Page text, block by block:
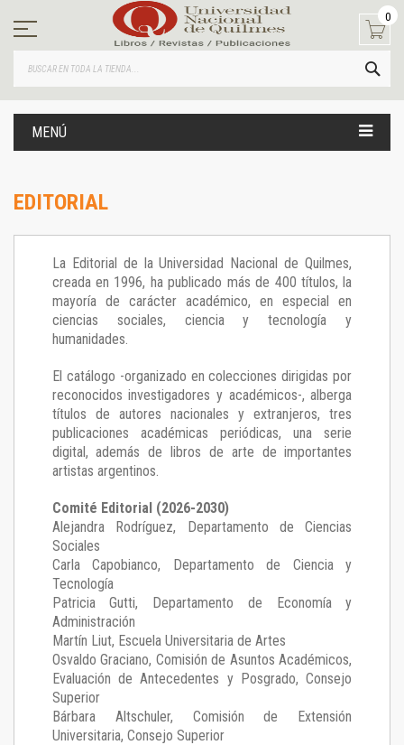
contenido
0
MENÚ
EDITORIAL
La Editorial de la Universidad Nacional de Quilmes,
creada en 1996, ha publicado más de 400 títulos, la
mayoría de carácter académico, en especial en
ciencias sociales, ciencia y tecnología y
humanidades.
El catálogo -organizado en colecciones dirigidas por
reconocidos investigadores y académicos-, alberga
títulos de autores nacionales y extranjeros, tres
publicaciones académicas periódicas, una serie
digital, además de libros de arte de importantes
artistas argentinos.
Comité Editorial (2026-2030)
Alejandra Rodríguez, Departamento de Ciencias
Sociales
Carla Capobianco, Departamento de Ciencia y
Tecnología
Patricia Gutti, Departamento de Economía y
Administración
Martín Liut, Escuela Universitaria de Artes
Osvaldo Graciano, Comisión de Asuntos Académicos,
Evaluación de Antecedentes y Posgrado, Consejo
Superior
Bárbara Altschuler, Comisión de Extensión
Universitaria, Consejo Superior